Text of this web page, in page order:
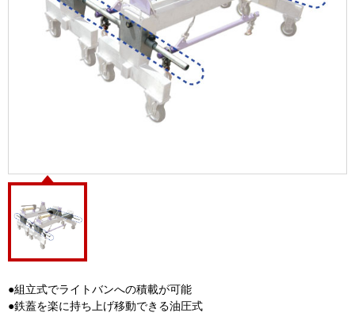
●組立式でライトバンへの積載が可能
●鉄蓋を楽に持ち上げ移動できる油圧式